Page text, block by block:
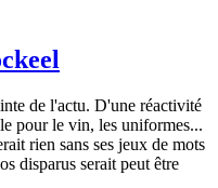
de l'actu. D'une réactivité
pour le vin, les uniformes...
rien sans ses jeux de mots
disparus serait peut être